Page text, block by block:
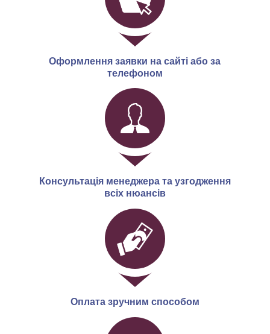
Оформлення заявки на сайті або за
телефоном
Консультація менеджера та узгодження
всіх нюансів
Оплата зручним способом